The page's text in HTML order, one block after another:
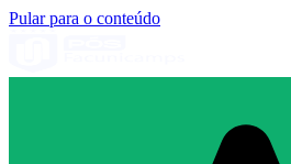
Pular para o conteúdo